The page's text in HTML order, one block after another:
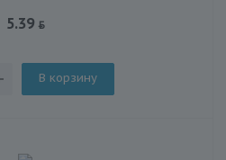
5.39
В корзину